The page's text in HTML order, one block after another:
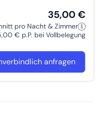
35,00 €
pro Nacht & Zimmer
€ p.P. bei Vollbelegung
anfragen